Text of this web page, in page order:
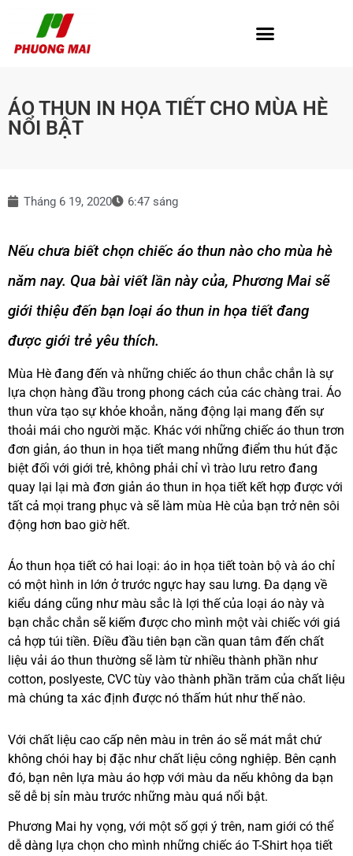
ÁO THUN IN HỌA TIẾT CHO MÙA HÈ
NỔI BẬT
Tháng 6 19, 2020 6:47 sáng
Nếu chưa biết chọn chiếc áo thun nào cho mùa hè
năm nay. Qua bài viết lần này của, Phương Mai sẽ
giới thiệu đến bạn loại áo thun in họa tiết đang
được giới trẻ yêu thích.
Mùa Hè đang đến và những chiếc áo thun chắc chắn là sự
lựa chọn hàng đầu trong phong cách của các chàng trai. Áo
thun vừa tạo sự khỏe khoắn, năng động lại mang đến sự
thoải mái cho người mặc. Khác với những chiếc áo thun trơn
đơn giản, áo thun in họa tiết mang những điểm thu hút đặc
biệt đối với giới trẻ, không phải chỉ vì trào lưu retro đang
quay lại lại mà đơn giản áo thun in họa tiết kết hợp được với
tất cả mọi trang phục và sẽ làm mùa Hè của bạn trở nên sôi
động hơn bao giờ hết.
Áo thun họa tiết có hai loại: áo in họa tiết toàn bộ và áo chỉ
có một hình in lớn ở trước ngực hay sau lưng. Đa dạng về
kiểu dáng cũng như màu sắc là lợi thế của loại áo này và
bạn chắc chắn sẽ kiếm được cho mình một vài chiếc với giá
cả hợp túi tiền. Điều đầu tiên bạn cần quan tâm đến chất
liệu vải áo thun thường sẽ làm từ nhiều thành phần như
cotton, poslyeste, CVC tùy vào thành phần trăm của chất liệu
mà chúng ta xác định được nó thấm hút như thế nào.
Với chất liệu cao cấp nên màu in trên áo sẽ mát mắt chứ
không chói hay bị đặc như chất liệu công nghiệp. Bên cạnh
đó, bạn nên lựa màu áo hợp với màu da nếu không da bạn
sẽ dễ bị sỉn màu trước những màu quá nổi bật.
Phương Mai hy vọng, với một số gợi ý trên, nam giới có thể
dễ dàng lựa chọn cho mình những chiếc áo T-Shirt họa tiết